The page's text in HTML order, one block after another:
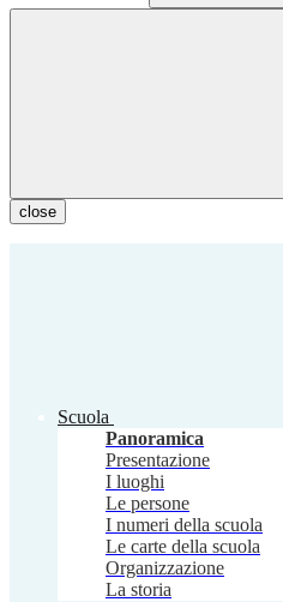
close
Scuola
Panoramica
Presentazione
I luoghi
Le persone
I numeri della scuola
Le carte della scuola
Organizzazione
La storia